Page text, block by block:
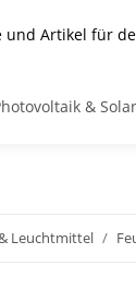
und Artikel für
&
Leuchtmittel